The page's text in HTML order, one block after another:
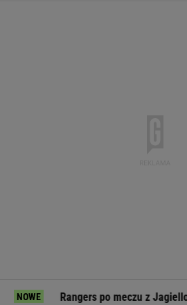
NOWEpo meczu z Jagiellonią. "To nie